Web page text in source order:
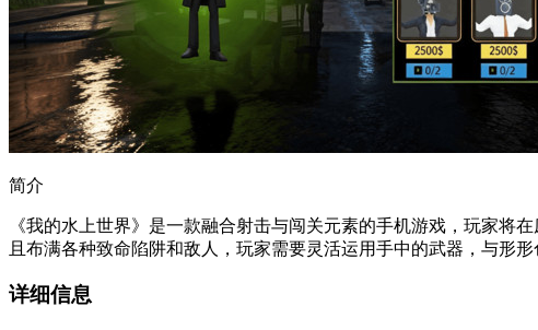
简介
《我的水上世界》是一款融合射击与闯关元素的手机游戏，玩家将
且布满各种致命陷阱和敌人，玩家需要灵活运用手中的武器，与形
详细信息